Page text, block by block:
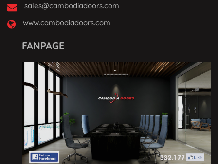
sales@cambodiadoors.com
www.cambodiadoors.com
FANPAGE